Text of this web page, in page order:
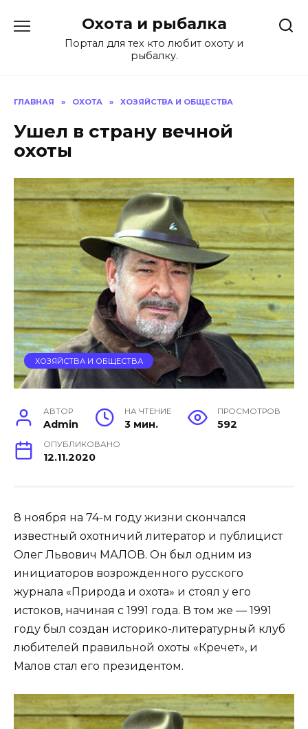
содержанию
Охота и рыбалка
Портал для тех кто любит охоту и
рыбалку.
ГЛАВНАЯ » ОХОТА » ХОЗЯЙСТВА И ОБЩЕСТВА
Ушел в страну вечной
охоты
ХОЗЯЙСТВА И ОБЩЕСТВА
АВТОР
Admin
НА ЧТЕНИЕ
3 мин.
ПРОСМОТРОВ
592
ОПУБЛИКОВАНО
12.11.2020
8 ноября на 74-м году жизни скончался
известный охотничий литератор и публицист
Олег Львович МАЛОВ. Он был одним из
инициаторов возрожденного русского
журнала «Природа и охота» и стоял у его
истоков, начиная с 1991 года. В том же — 1991
году был создан историко-литературный клуб
любителей правильной охоты «Кречет», и
Малов стал его президентом.